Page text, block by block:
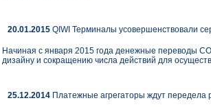
20.01.2015 QIWI Терминалы усовершенствовали
Начиная с января 2015 года денежные переводы
дизайну и сокращению числа действий для
25.12.2014 Платежные агрегаторы ждут передела